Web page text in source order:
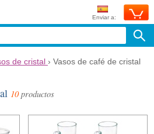
Enviar a:
de cristal › Vasos de café de cristal
10productos